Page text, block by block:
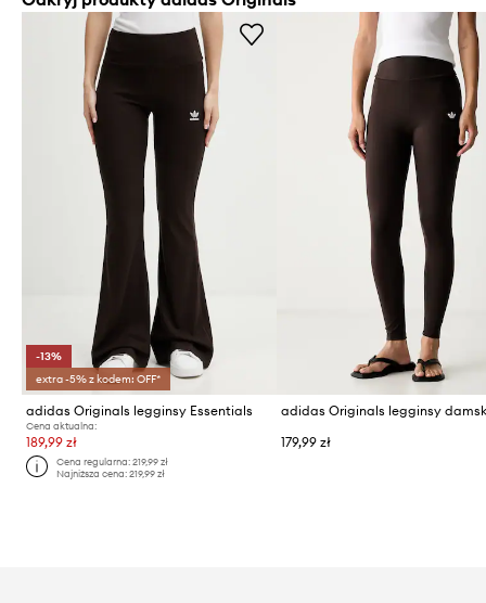
-13%
extra -5% z kodem: OFF*
adidas Originals legginsy Essentials
Cena aktualna:
189,99 zł
Cena regularna:219,99 zł
Najniższa cena:219,99 zł
179,99 zł